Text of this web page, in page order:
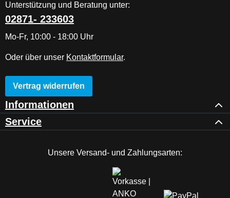
Unterstützung und Beratung unter:
02871- 233603
Mo-Fr, 10:00 - 18:00 Uhr
Oder über unser Kontaktformular.
Vertrag widerrufen
Informationen
Service
Unsere Versand- und Zahlungsarten: